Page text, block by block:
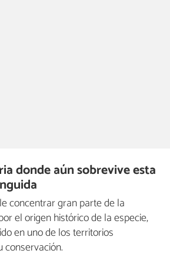
donde aún sobrevive esta
concentrar gran parte de la
el origen histórico de la especie,
en uno de los territorios